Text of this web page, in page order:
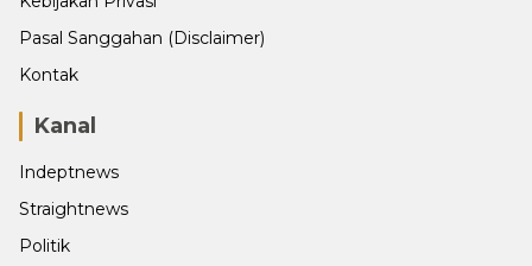
Pasal Sanggahan (Disclaimer)
Kontak
Kanal
Indeptnews
Straightnews
Politik